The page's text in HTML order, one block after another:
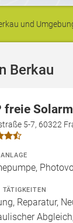
und
Berkau
freie
5-7, 60322
TÄTIGKEITEN
Reparatur,